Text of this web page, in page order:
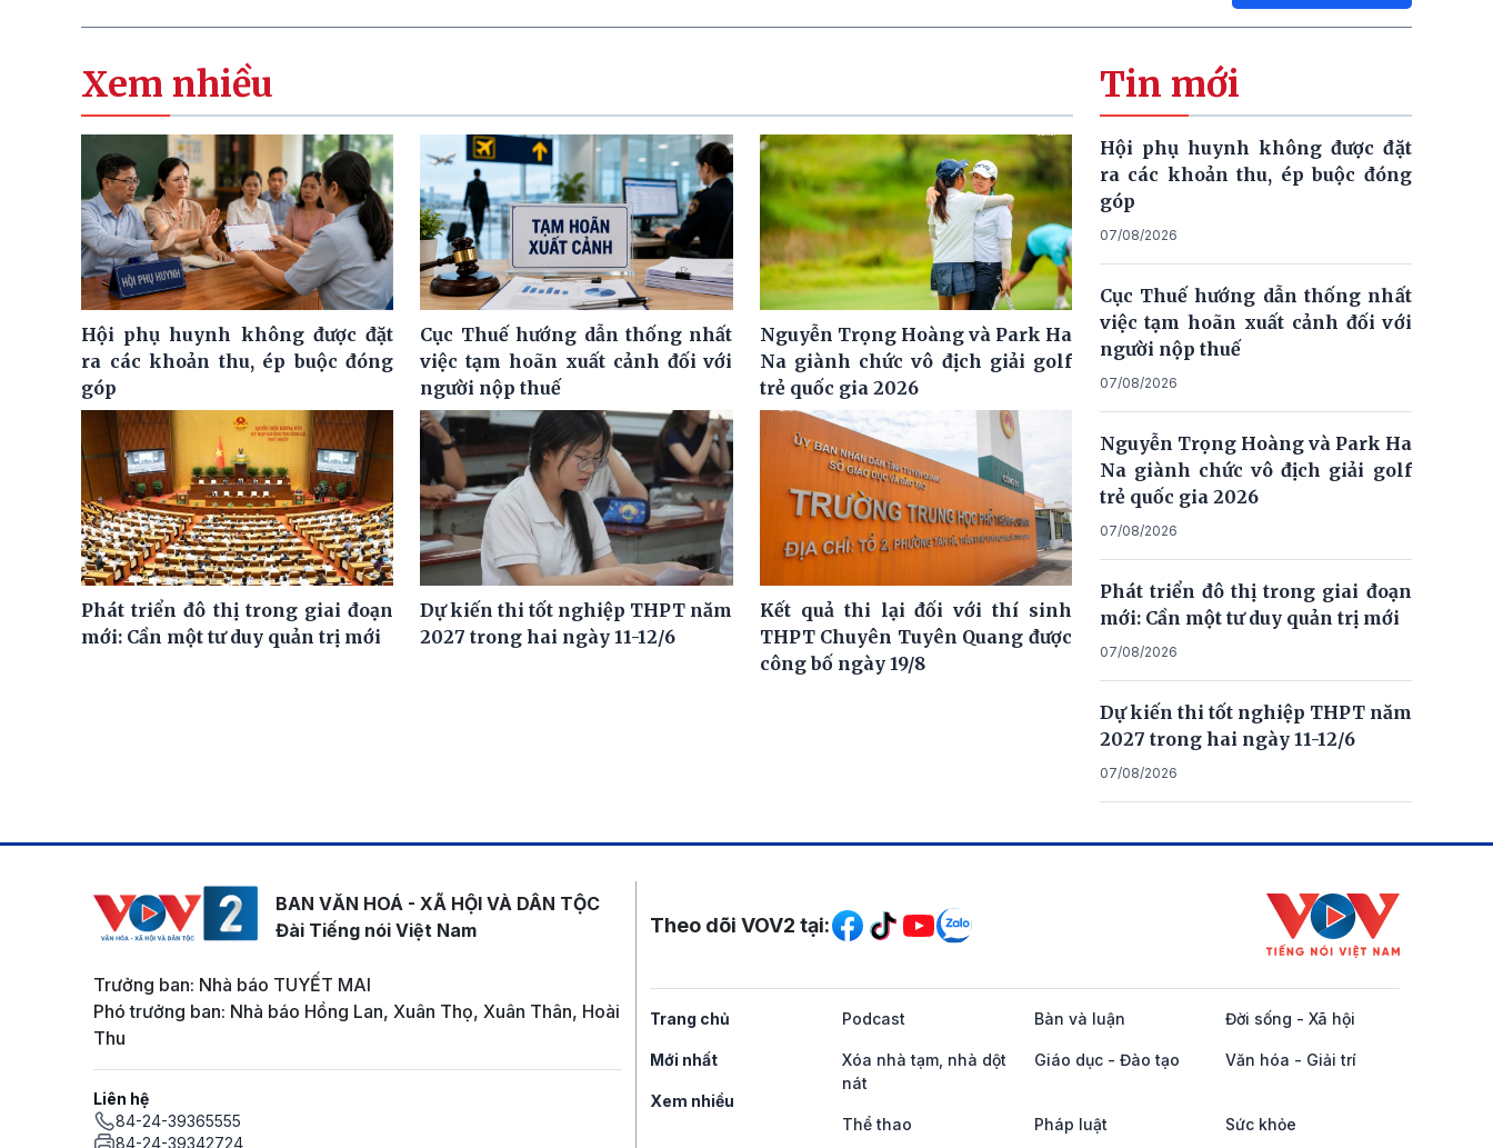
Xem nhiều
Hội phụ huynh không được đặt
ra các khoản thu, ép buộc đóng
góp
Cục Thuế hướng dẫn thống nhất
việc tạm hoãn xuất cảnh đối với
người nộp thuế
Nguyễn Trọng Hoàng và Park Ha
Na giành chức vô địch giải golf
trẻ quốc gia 2026
Phát triển đô thị trong giai đoạn
mới: Cần một tư duy quản trị mới
Dự kiến thi tốt nghiệp THPT năm
2027 trong hai ngày 11-12/6
Kết quả thi lại đối với thí sinh
THPT Chuyên Tuyên Quang được
công bố ngày 19/8
Tin mới
Hội phụ huynh không được đặt
ra các khoản thu, ép buộc đóng
góp
07/08/2026
Cục Thuế hướng dẫn thống nhất
việc tạm hoãn xuất cảnh đối với
người nộp thuế
07/08/2026
Nguyễn Trọng Hoàng và Park Ha
Na giành chức vô địch giải golf
trẻ quốc gia 2026
07/08/2026
Phát triển đô thị trong giai đoạn
mới: Cần một tư duy quản trị mới
07/08/2026
Dự kiến thi tốt nghiệp THPT năm
2027 trong hai ngày 11-12/6
07/08/2026
BAN VĂN HOÁ - XÃ HỘI VÀ DÂN TỘC
Đài Tiếng nói Việt Nam
Trưởng ban: Nhà báo TUYẾT MAI
Phó trưởng ban: Nhà báo Hồng Lan, Xuân Thọ, Xuân Thân, Hoài
Thu
Liên hệ
84-24-39365555
84-24-39342724
Mạng xã hội
Theo dõi VOV2 tại:
Trang chủ
Mới nhất
Xem nhiều
Podcast Bàn và luận Đời sống - Xã hội
Xóa nhà tạm, nhà dột
nát
Giáo dục - Đào tạo Văn hóa - Giải trí
Thể thao Pháp luật Sức khỏe